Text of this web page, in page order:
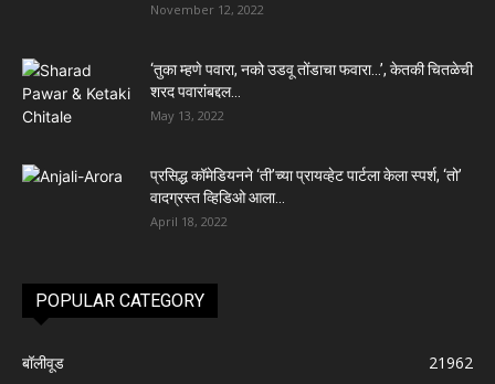
November 12, 2022
‘तुका म्हणे पवारा, नको उडवू तोंडाचा फवारा…’, केतकी चितळेची
शरद पवारांबद्दल...
May 13, 2022
प्रसिद्ध कॉमेडियनने ‘ती’च्या प्रायव्हेट पार्टला केला स्पर्श, ‘तो’
वादग्रस्त व्हिडिओ आला...
April 18, 2022
POPULAR CATEGORY
बॉलीवूड
21962